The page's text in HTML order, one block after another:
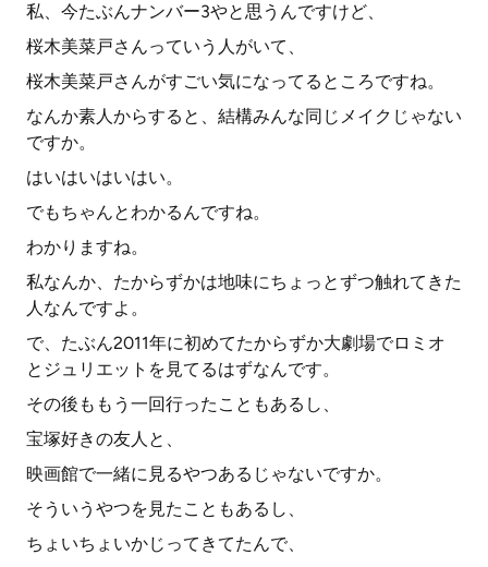
私、今たぶんナンバー3やと思うんですけど、
桜木美菜戸さんっていう人がいて、
桜木美菜戸さんがすごい気になってるところですね。
なんか素人からすると、結構みんな同じメイクじゃない
ですか。
はいはいはいはい。
でもちゃんとわかるんですね。
わかりますね。
私なんか、たからずかは地味にちょっとずつ触れてきた
人なんですよ。
で、たぶん2011年に初めてたからずか大劇場でロミオ
とジュリエットを見てるはずなんです。
その後ももう一回行ったこともあるし、
宝塚好きの友人と、
映画館で一緒に見るやつあるじゃないですか。
そういうやつを見たこともあるし、
ちょいちょいかじってきてたんで、